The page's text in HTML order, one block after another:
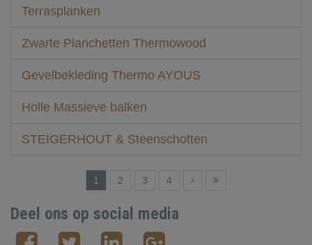
Terrasplanken
Zwarte Planchetten Thermowood
Gevelbekleding Thermo AYOUS
Holle Massieve balken
STEIGERHOUT & Steenschotten
1 2 3 4
Deel ons op social media